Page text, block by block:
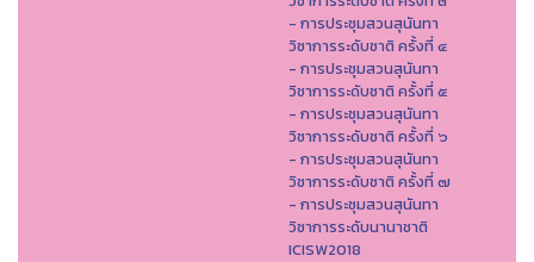
- การประชุมสวนสุนันทา
วิชาการระดับชาติ ครั้งที่ ๔
- การประชุมสวนสุนันทา
วิชาการระดับชาติ ครั้งที่ ๕
- การประชุมสวนสุนันทา
วิชาการระดับชาติ ครั้งที่ ๖
- การประชุมสวนสุนันทา
วิชาการระดับชาติ ครั้งที่ ๗
- การประชุมสวนสุนันทา
วิชาการระดับนานาชาติ
ICISW2018